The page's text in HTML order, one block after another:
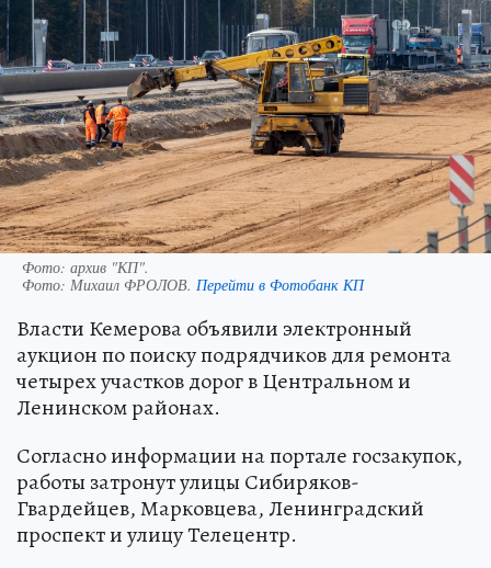
Фото: архив "КП".
Фото: Михаил ФРОЛОВ. Перейти в Фотобанк КП
Власти Кемерова объявили электронный
аукцион по поиску подрядчиков для ремонта
четырех участков дорог в Центральном и
Ленинском районах.
Согласно информации на портале госзакупок,
работы затронут улицы Сибиряков-
Гвардейцев, Марковцева, Ленинградский
проспект и улицу Телецентр.